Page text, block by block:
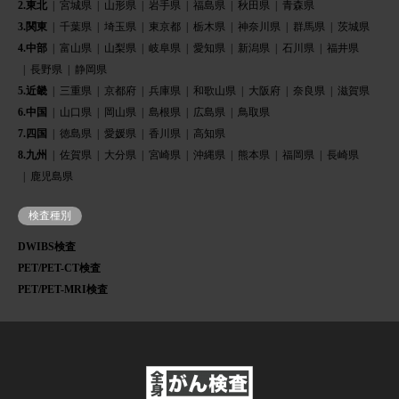
2.東北
宮城県 山形県 岩手県 福島県 秋田県
青森県
3.関東
千葉県 埼玉県 東京都 栃木県 神奈川県 群馬県
茨城県
4.中部
富山県 山梨県 岐阜県 愛知県 新潟県 石川県
福井県
長野県
静岡県
5.近畿
三重県 京都府 兵庫県 和歌山県 大阪府 奈良県
滋賀県
6.中国
山口県 岡山県 島根県 広島県
鳥取県
7.四国
徳島県 愛媛県 香川県
高知県
8.九州
佐賀県 大分県 宮崎県 沖縄県 熊本県 福岡県
長崎県
鹿児島県
検査種別
DWIBS検査
PET/PET-CT検査
PET/PET-MRI検査